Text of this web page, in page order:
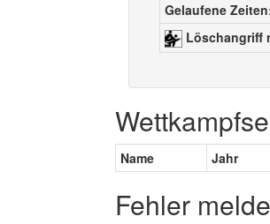
Gelaufene
Löschangriff
Name Jahr
Fehler